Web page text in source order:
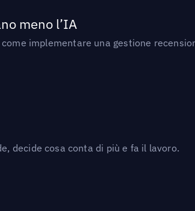
meno l’IA
implementare una gestione
decide cosa conta di più e fa il lavoro.